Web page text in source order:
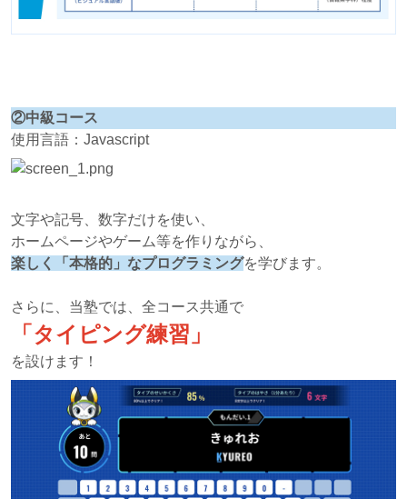
②中級コース
使用言語：Javascript
文字や記号、数字だけを使い、
ホームページやゲーム等を作りながら、
楽しく「本格的」なプログラミングを学びます。
さらに、当塾では、全コース共通で
「タイピング練習」
を設けます！